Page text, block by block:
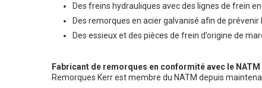
Des freins hydrauliques avec des lignes de frein
Des remorques en acier galvanisé afin de prévenir
Des essieux et des pièces de frein d’origine de
Fabricant de remorques en conformité avec le NATM
Remorques Kerr est membre du NATM depuis